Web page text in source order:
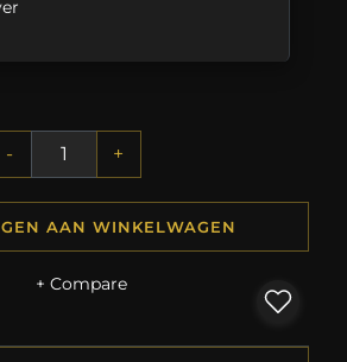
- +
AAN WINKELWAGEN
+ Compare